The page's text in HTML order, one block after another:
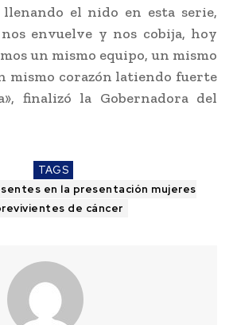
el nido en esta serie,
envuelve y nos cobija, hoy
un mismo equipo, un mismo
mismo corazón latiendo fuerte
finalizó la Gobernadora del
TAGS
en la presentación mujeres
de cáncer